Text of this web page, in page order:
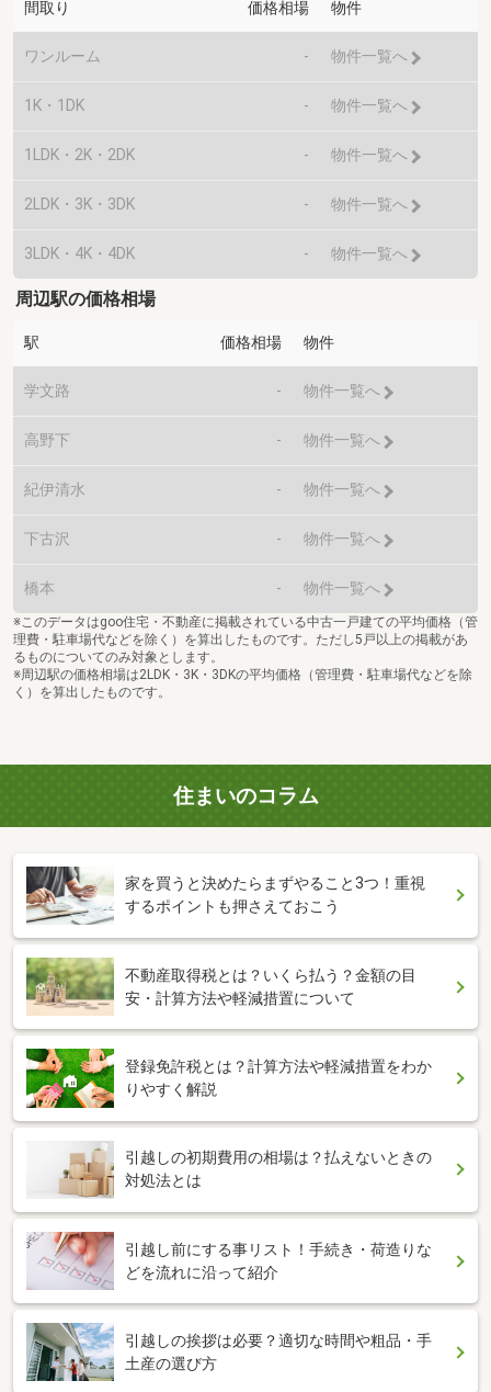
間取り 価格相場 物件
ワンルーム - 物件一覧へ
1K・1DK - 物件一覧へ
1LDK・2K・2DK - 物件一覧へ
2LDK・3K・3DK - 物件一覧へ
3LDK・4K・4DK - 物件一覧へ
周辺駅の価格相場
駅 価格相場 物件
学文路 - 物件一覧へ
高野下 - 物件一覧へ
紀伊清水 - 物件一覧へ
下古沢 - 物件一覧へ
橋本 - 物件一覧へ
※このデータはgoo住宅・不動産に掲載されている中古一戸建ての平均価格（管
理費・駐車場代などを除く）を算出したものです。ただし5戸以上の掲載があ
るものについてのみ対象とします。
※周辺駅の価格相場は2LDK・3K・3DKの平均価格（管理費・駐車場代などを除
く）を算出したものです。
住まいのコラム
家を買うと決めたらまずやること3つ！重視
するポイントも押さえておこう
不動産取得税とは？いくら払う？金額の目
安・計算方法や軽減措置について
登録免許税とは？計算方法や軽減措置をわか
りやすく解説
引越しの初期費用の相場は？払えないときの
対処法とは
引越し前にする事リスト！手続き・荷造りな
どを流れに沿って紹介
引越しの挨拶は必要？適切な時間や粗品・手
土産の選び方